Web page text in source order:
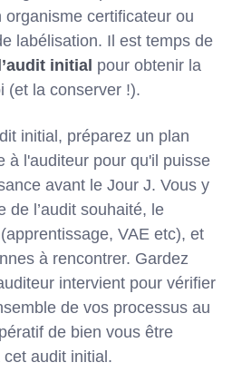
certificateur ou
labélisation. Il est temps de
initial pour obtenir la
(et la conserver !).
initial, préparez un plan
à l'auditeur pour qu'il puisse
avant le Jour J. Vous y
de l’audit souhaité, le
VAE etc), et
à rencontrer. Gardez
intervient pour vérifier
de vos processus au
de bien vous être
audit initial.